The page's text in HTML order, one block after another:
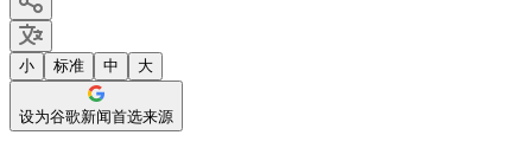
小 标准 中 大
设为谷歌新闻首选来源